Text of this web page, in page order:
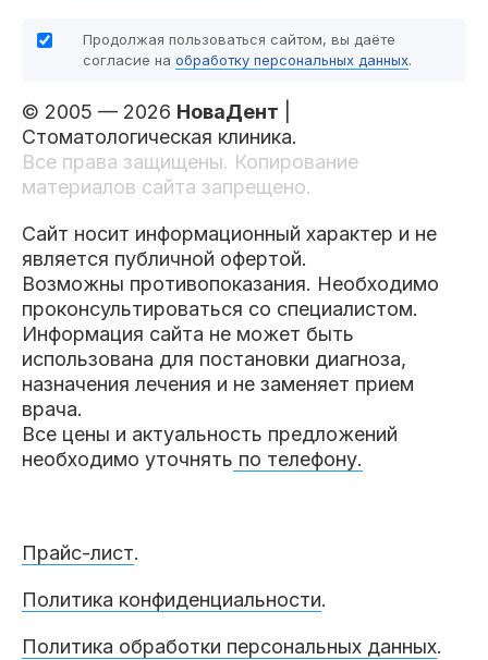
Продолжая пользоваться сайтом, вы даёте
согласие на обработку персональных данных.
© 2005 — 2026 НоваДент
Стоматологическая клиника.
Все права защищены. Копирование
материалов сайта запрещено.
Сайт носит информационный характер и не
является публичной офертой.
Возможны противопоказания. Необходимо
проконсультироваться со специалистом.
Информация сайта не может быть
использована для постановки диагноза,
назначения лечения и не заменяет прием
врача.
Все цены и актуальность предложений
необходимо уточнять по телефону.
Прайс-лист.
Политика конфиденциальности.
Политика обработки персональных данных.